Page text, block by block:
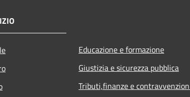
Educazione e formazione
Giustizia e sicurezza pubblica
Tributi,finanze e